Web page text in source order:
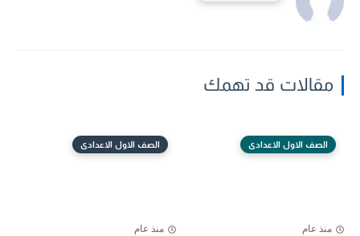
مقالات قد تهمك
الصف الاول الاعدادى
منذ عام
الصف الاول الاعدادى
منذ عام